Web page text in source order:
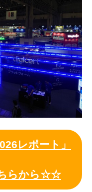
レポート」
らから☆☆